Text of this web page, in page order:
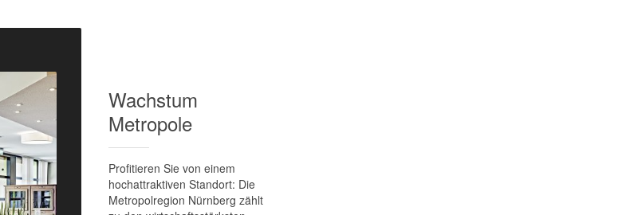
Wachstum
Metropole
Profitieren Sie von einem
hochattraktiven Standort: Die
Metropolregion Nürnberg zählt